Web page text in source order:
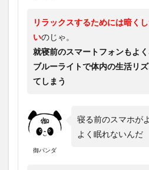
リラックスするためには暗く
いのじゃ。
就寝前のスマートフォンもよ
ブルーライトで体内の生活リ
てしまう
御パンダ
寝る前のスマホが
よく眠れないんだ